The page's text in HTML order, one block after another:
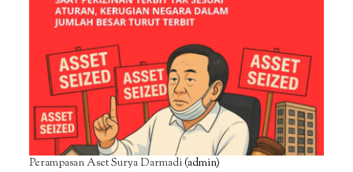
Perampasan Aset Surya Darmadi(admin)